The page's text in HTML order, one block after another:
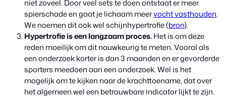
niet zoveel. Door veel sets te doen ontstaat er meer
spierschade en gaat je lichaam meervocht vasthouden.
We noemen dit ook wel schijnhypertrofie (bron).
Hypertrofie is een langzaam proces.Het is om deze
reden moeilijk om dit nauwkeurig te meten. Vooral als
een onderzoek korter is dan 3 maanden en er gevorderde
sporters meedoen aan een onderzoek. Wel is het
mogelijk om te kijken naar de krachttoename, dat over
het algemeen wel een betrouwbare indicator lijkt te zijn.